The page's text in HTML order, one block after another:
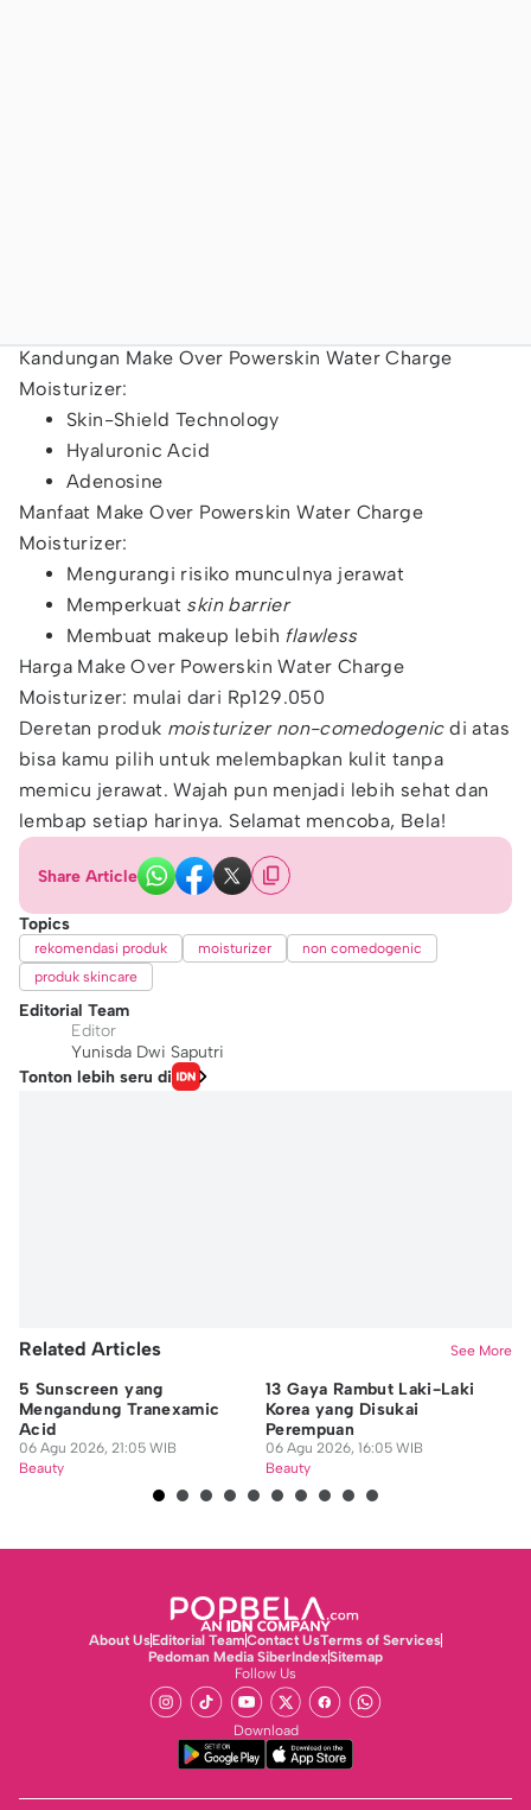
Kandungan Make Over Powerskin Water Charge
Moisturizer:
Skin-Shield Technology
Hyaluronic Acid
Adenosine
Manfaat Make Over Powerskin Water Charge
Moisturizer:
Mengurangi risiko munculnya jerawat
Memperkuat skin barrier
Membuat makeup lebih flawless
Harga Make Over Powerskin Water Charge
Moisturizer: mulai dari Rp129.050
Deretan produk moisturizer non-comedogenicdi atas
bisa kamu pilih untuk melembapkan kulit tanpa
memicu jerawat. Wajah pun menjadi lebih sehat dan
lembap setiap harinya. Selamat mencoba, Bela!
Share Article
Topics
rekomendasi produk moisturizer
non comedogenic
produk skincare
Editorial Team
Editor
Yunisda Dwi Saputri
Tonton lebih seru di
Related Articles See More
5 Sunscreen yang
Mengandung Tranexamic
Acid
06 Agu 2026, 21:05 WIB
Beauty
13 Gaya Rambut Laki-Laki
Korea yang Disukai
Perempuan
06 Agu 2026, 16:05 WIB
Beauty
About UsEditorial TeamContact UsTerms of Services
Pedoman Media SiberIndexSitemap
Follow Us
Download